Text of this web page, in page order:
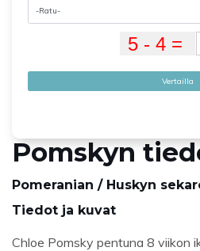
Vertailla
Pomskyn
Pomeranian / Huskyn
Tiedot ja kuvat
Chloe Pomsky pentuna 8 viikon